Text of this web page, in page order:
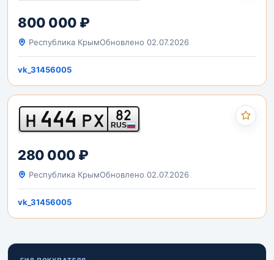
800 000 ₽
Республика КрымОбновлено 02.07.2026
vk_31456005
Н 444 РХ 82
RUS
280 000 ₽
Республика КрымОбновлено 02.07.2026
vk_31456005